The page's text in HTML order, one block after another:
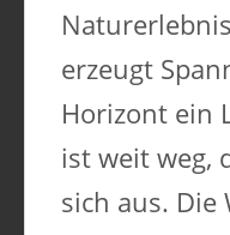
erzeugt
Horizont ein
ist weit weg,
sich aus. Die